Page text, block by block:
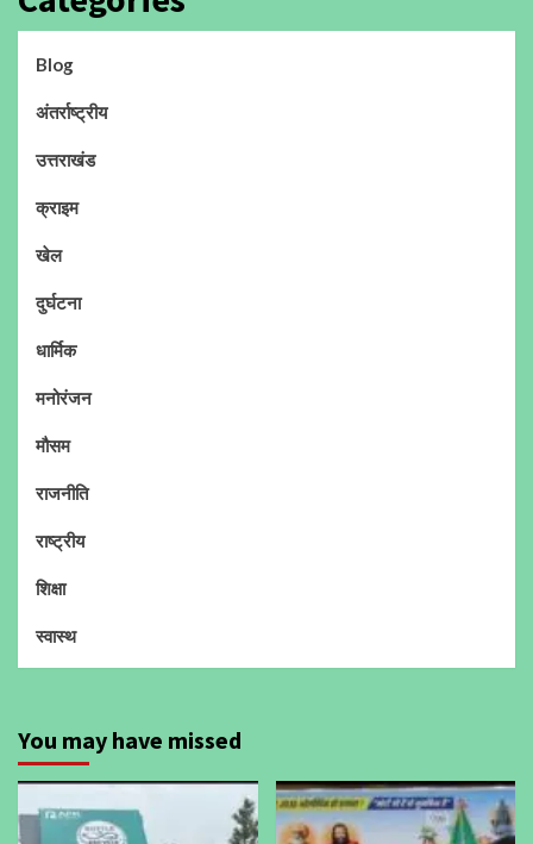
Blog
अंतर्राष्ट्रीय
उत्तराखंड
क्राइम
खेल
दुर्घटना
धार्मिक
मनोरंजन
मौसम
राजनीति
राष्ट्रीय
शिक्षा
स्वास्थ
You may have missed